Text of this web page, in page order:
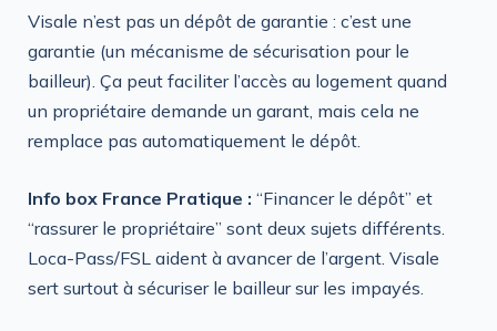
Visale n’est pas un dépôt de garantie : c’est une
garantie (un mécanisme de sécurisation pour le
bailleur). Ça peut faciliter l’accès au logement quand
un propriétaire demande un garant, mais cela ne
remplace pas automatiquement le dépôt.
Info box France Pratique : “Financer le dépôt” et
“rassurer le propriétaire” sont deux sujets différents.
Loca-Pass/FSL aident à avancer de l’argent. Visale
sert surtout à sécuriser le bailleur sur les impayés.